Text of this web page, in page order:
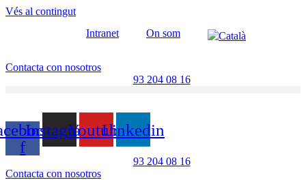
Vés al contingut
Intranet
On som
Contacta con nosotros
93 204 08 16
f
InstagramYoutubeLinkedin
93 204 08 16
Contacta con nosotros